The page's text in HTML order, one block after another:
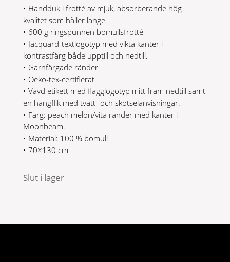
• Handduk i frotté av mjuk, absorberande hög
kvalitet som håller länge
• 600 g ringspunnen bomullsfrotté
• Jacquard-textlogotyp med vikta kanter i
kontrastfärg både upptill och nedtill.
• Garnfärgade ränder
• Oeko-tex-certifierat
• Vävd etikett med flagglogotyp mitt fram nedtill samt
en hängflik med tvätt- och skötselanvisningar.
• Färg: peach melon/vita ränder med kanter i
Moonbeam.
• Material: 100 % bomull
• 70×130 cm
Slut i lager